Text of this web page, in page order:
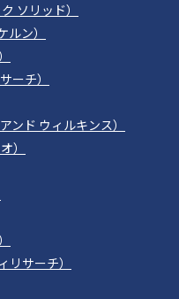
ソリッド）
ン）
ーチ）
ド ウィルキンス）
）
サーチ）